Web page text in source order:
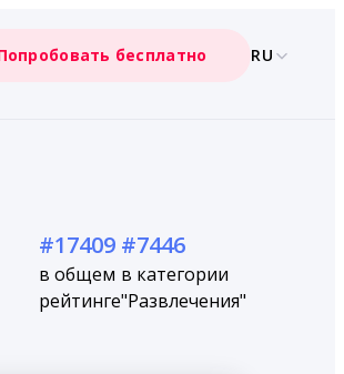
бесплатно RU
#17409
в общем
рейтинге
#7446
в категории
"Развлечения"